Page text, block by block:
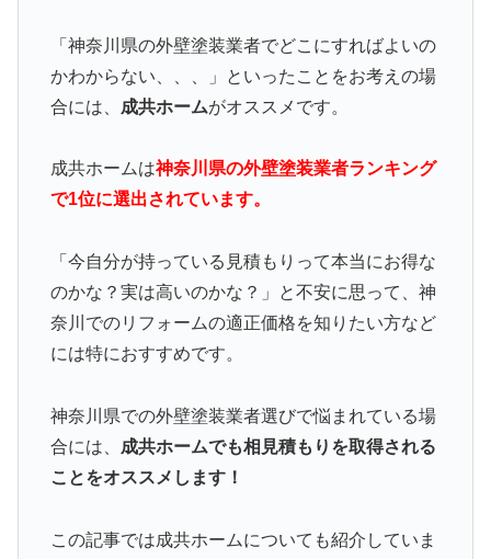
「神奈川県の外壁塗装業者でどこにすればよいの
かわからない、、、」といったことをお考えの場
合には、 成共ホームがオススメです。
成共ホームは神奈川県の外壁塗装業者ランキング
で1位に選出されています。
「今自分が持っている見積もりって本当にお得な
のかな？実は高いのかな？」と不安に思って、神
奈川でのリフォームの適正価格を知りたい方など
には特におすすめです。
神奈川県での外壁塗装業者選びで悩まれている場
合には、 成共ホームでも相見積もりを取得される
ことをオススメします！
この記事では成共ホームについても紹介していま